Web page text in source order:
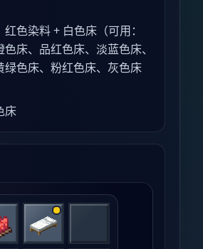
色染料 + 白色床（可用：
色床、品红色床、淡蓝色床、
绿色床、粉红色床、灰色床
床